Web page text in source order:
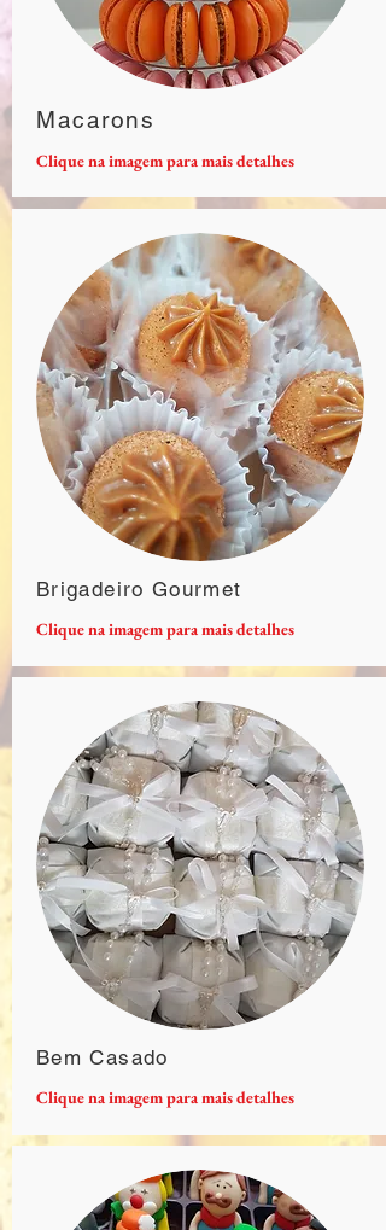
Macarons
Clique na imagem para mais detalhes
Brigadeiro Gourmet
Clique na imagem para mais detalhes
Bem Casado
Clique na imagem para mais detalhes